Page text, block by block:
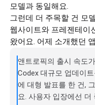
모델과 동일해요.
그런데 더 주목할 건 모
웹사이트와 프레젠테이
왔어요. 어제 소개했던
앤트로픽의 출시 속도
Codex 대규모 업데이
에 대형 발표를 한 건,
요. 사용자 입장에선 더